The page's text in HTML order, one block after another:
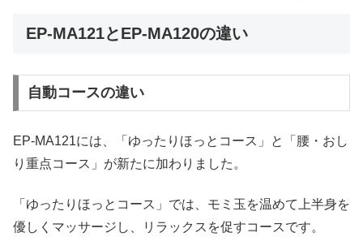
EP-MA121とEP-MA120の違い
自動コースの違い
EP-MA121には、「ゆったりほっとコース」と「腰・おし
り重点コース」が新たに加わりました。
「ゆったりほっとコース」では、モミ玉を温めて上半身を
優しくマッサージし、リラックスを促すコースです。